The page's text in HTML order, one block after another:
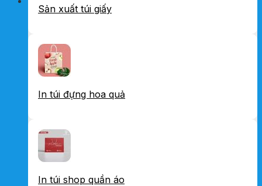
Sản xuất túi giấy
In túi đựng hoa quả
In túi shop quần áo